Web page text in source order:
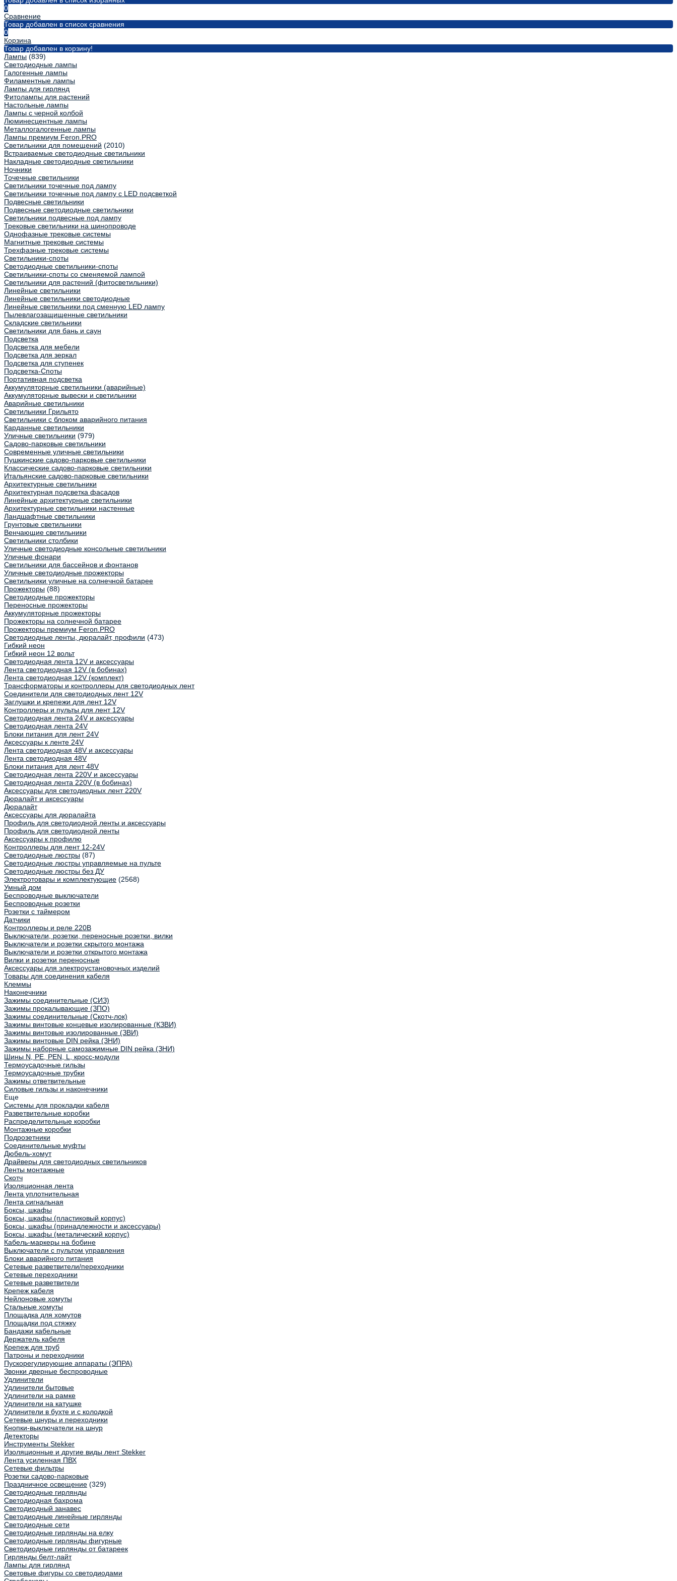
0
Сравнение
Товар добавлен в список сравнения
0
Корзина
Товар добавлен в корзину!
Лампы (839)
Светодиодные лампы
Галогенные лампы
Филаментные лампы
Лампы для гирлянд
Фитолампы для растений
Настольные лампы
Лампы с черной колбой
Люминесцентные лампы
Металлогалогенные лампы
Лампы премиум Feron.PRO
Светильники для помещений (2010)
Встраиваемые светодиодные светильники
Накладные светодиодные светильники
Ночники
Точечные светильники
Светильники точечные под лампу
Светильники точечные под лампу с LED подсветкой
Подвесные светильники
Подвесные светодиодные светильники
Светильники подвесные под лампу
Трековые светильники на шинопроводе
Однофазные трековые системы
Магнитные трековые системы
Трехфазные трековые системы
Светильники-споты
Светодиодные светильники-споты
Светильники-споты со сменяемой лампой
Светильники для растений (фитосветильники)
Линейные светильники
Линейные светильники светодиодные
Линейные светильники под сменную LED лампу
Пылевлагозащищенные светильники
Складские светильники
Светильники для бань и саун
Подсветка
Подсветка для мебели
Подсветка для зеркал
Подсветка для ступенек
Подсветка-Споты
Портативная подсветка
Аккумуляторные светильники (аварийные)
Аккумуляторные вывески и светильники
Аварийные светильники
Светильники Грильято
Светильники с блоком аварийного питания
Карданные светильники
Уличные светильники (979)
Садово-парковые светильники
Современные уличные светильники
Пушкинские садово-парковые светильники
Классические садово-парковые светильники
Итальянские садово-парковые светильники
Архитектурные светильники
Архитектурная подсветка фасадов
Линейные архитектурные светильники
Архитектурные светильники настенные
Ландшафтные светильники
Грунтовые светильники
Венчающие светильники
Светильники столбики
Уличные светодиодные консольные светильники
Уличные фонари
Светильники для бассейнов и фонтанов
Уличные светодиодные прожекторы
Светильники уличные на солнечной батарее
Прожекторы (88)
Светодиодные прожекторы
Переносные прожекторы
Аккумуляторные прожекторы
Прожекторы на солнечной батарее
Прожекторы премиум Feron.PRO
Светодиодные ленты, дюралайт, профили (473)
Гибкий неон
Гибкий неон 12 вольт
Светодиодная лента 12V и аксессуары
Лента светодиодная 12V (в бобинах)
Лента светодиодная 12V (комплект)
Трансформаторы и контроллеры для светодиодных лент
Соединители для светодиодных лент 12V
Заглушки и крепежи для лент 12V
Контроллеры и пульты для лент 12V
Светодиодная лента 24V и аксессуары
Светодиодная лента 24V
Блоки питания для лент 24V
Аксессуары к ленте 24V
Лента светодиодная 48V и аксессуары
Лента светодиодная 48V
Блоки питания для лент 48V
Светодиодная лента 220V и аксессуары
Светодиодная лента 220V (в бобинах)
Аксессуары для светодиодных лент 220V
Дюралайт и аксессуары
Дюралайт
Аксессуары для дюралайта
Профиль для светодиодной ленты и аксессуары
Профиль для светодиодной ленты
Аксессуары к профилю
Контроллеры для лент 12-24V
Светодиодные люстры (87)
Светодиодные люстры управляемые на пульте
Светодиодные люстры без ДУ
Электротовары и комплектующие (2568)
Умный дом
Беспроводные выключатели
Беспроводные розетки
Розетки с таймером
Датчики
Контроллеры и реле 220В
Выключатели, розетки, переносные розетки, вилки
Выключатели и розетки скрытого монтажа
Выключатели и розетки открытого монтажа
Вилки и розетки переносные
Аксессуары для электроустановочных изделий
Товары для соединения кабеля
Клеммы
Наконечники
Зажимы соединительные (СИЗ)
Зажимы прокалывающие (ЗПО)
Зажимы соединительные (Скотч-лок)
Зажимы винтовые концевые изолированные (КЗВИ)
Зажимы винтовые изолированные (ЗВИ)
Зажимы винтовые DIN рейка (ЗНИ)
Зажимы наборные самозажимные DIN рейка (ЗНИ)
Шины N, PE, PEN, L, кросс-модули
Термоусадочные гильзы
Термоусадочные трубки
Зажимы ответвительные
Силовые гильзы и наконечники
Еще
Системы для прокладки кабеля
Разветвительные коробки
Распределительные коробки
Монтажные коробки
Подрозетники
Соединительные муфты
Дюбель-хомут
Драйверы для светодиодных светильников
Ленты монтажные
Скотч
Изоляционная лента
Лента уплотнительная
Лента сигнальная
Боксы, шкафы
Боксы, шкафы (пластиковый корпус)
Боксы, шкафы (принадлежности и аксессуары)
Боксы, шкафы (металический корпус)
Кабель-маркеры на бобине
Выключатели с пультом управления
Блоки аварийного питания
Сетевые разветвители/переходники
Сетевые переходники
Сетевые разветвители
Крепеж кабеля
Нейлоновые хомуты
Стальные хомуты
Площадка для хомутов
Площадки под стяжку
Бандажи кабельные
Держатель кабеля
Крепеж для труб
Патроны и переходники
Пускорегулирующие аппараты (ЭПРА)
Звонки дверные беспроводные
Удлинители
Удлинители бытовые
Удлинители на рамке
Удлинители на катушке
Удлинители в бухте и с колодкой
Сетевые шнуры и переходники
Кнопки-выключатели на шнур
Детекторы
Инструменты Stekker
Изоляционные и другие виды лент Stekker
Лента усиленная ПВХ
Сетевые фильтры
Розетки садово-парковые
Праздничное освещение (329)
Светодиодные гирлянды
Светодиодная бахрома
Светодиодный занавес
Светодиодные линейные гирлянды
Светодиодные сети
Светодиодные гирлянды на елку
Светодиодные гирлянды фигурные
Светодиодные гирлянды от батареек
Гирлянды белт-лайт
Лампы для гирлянд
Световые фигуры со светодиодами